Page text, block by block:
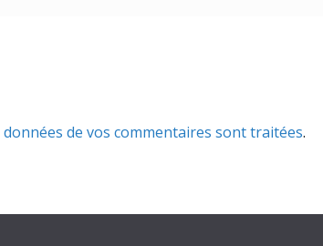
de vos commentaires sont traitées.